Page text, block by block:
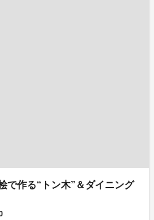
で作る“トン木”＆ダイニング